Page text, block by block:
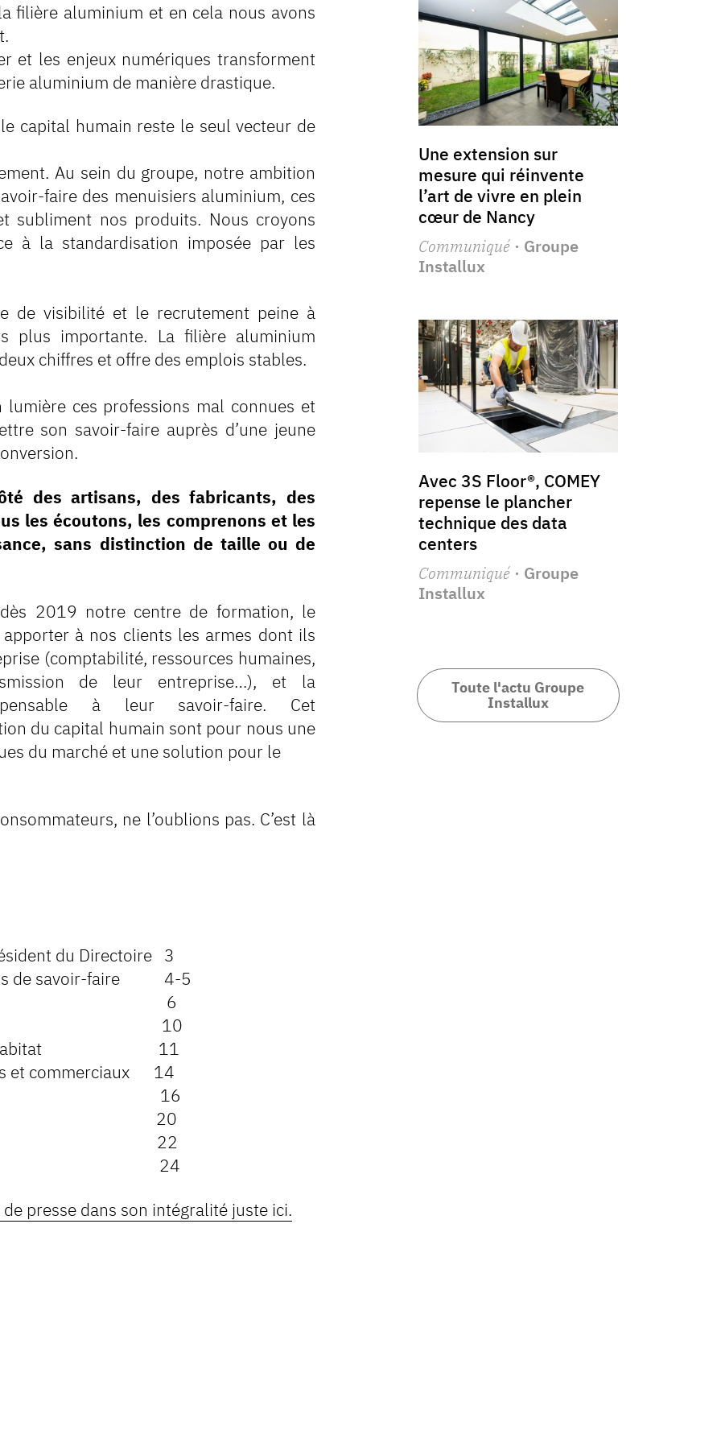
filière aluminium et en cela nous avons
et les enjeux numériques transforment
aluminium de manière drastique.
capital humain reste le seul vecteur de
Au sein du groupe, notre ambition
faire des menuisiers aluminium, ces
subliment nos produits. Nous croyons
à la standardisation imposée par les
de visibilité et le recrutement peine à
plus importante. La filière aluminium
chiffres et offre des emplois stables.
ces professions mal connues et
son savoir-faire auprès d’une jeune
des artisans, des fabricants, des
les écoutons, les comprenons et les
sans distinction de taille ou de
2019 notre centre de formation, le
à nos clients les armes dont ils
(comptabilité, ressources humaines,
de leur entreprise…), et la
à leur savoir-faire. Cet
du capital humain sont pour nous une
du marché et une solution pour le
ne l’oublions pas. C’est là
du Directoire 3
de savoir-faire 4-5
ses Valeurs 6
du Groupe 10
de l’habitat 11
et commerciaux 14
16
clés 20
du Groupe 22
24
presse dans son intégralité juste ici.
Une extension sur
mesure qui réinvente
l’art de vivre en plein
cœur de Nancy
Communiqué· Groupe
Installux
Avec 3S Floor®, COMEY
repense le plancher
technique des data
centers
Communiqué· Groupe
Installux
Toute l'actu Groupe
Installux